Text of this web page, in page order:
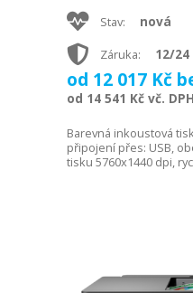
Stav: nová
Záruka: 12/
od 12 017 Kč
od 14 541 Kč vč. DPH
Barevná inkoustová
připojení přes: USB,
tisku 5760x1440 dpi,